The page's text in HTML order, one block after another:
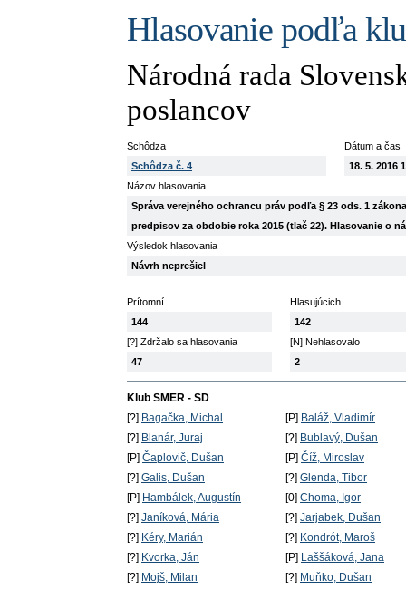
Hlasovanie podľa
Národná rada
poslancov
Schôdza
Schôdza č. 4
Dátum a čas
18. 5. 2016
Názov hlasovania
Správa verejného ochrancu práv podľa § 23 ods. 1
predpisov za obdobie roka 2015 (tlač 22). Hlasovanie o
Výsledok hlasovania
Návrh neprešiel
Prítomní
144
Hlasujúcich
142
[?] Zdržalo sa hlasovania
47
[N] Nehlasovalo
2
Klub SMER - SD
[?] Bagačka, Michal [P] Baláž, Vladimír
[?] Blanár, Juraj [?] Bublavý, Dušan
[P] Čaplovič, Dušan [P] Číž, Miroslav
[?] Galis, Dušan [?] Glenda, Tibor
[P] Hambálek, Augustín [0] Choma, Igor
[?] Janíková, Mária [?] Jarjabek, Dušan
[?] Kéry, Marián [?] Kondrót, Maroš
[?] Kvorka, Ján [P] Laššáková, Jana
[?] Mojš, Milan [?] Muňko, Dušan